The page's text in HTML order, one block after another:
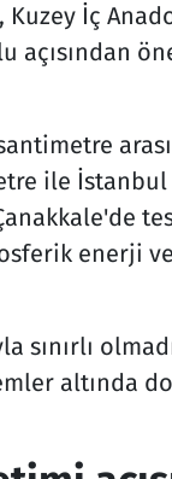
Kuzey İç
ile İstanbul
enerji ve
altında